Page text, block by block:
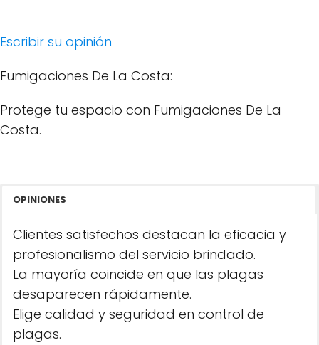
Escribir su opinión
Fumigaciones De La Costa:
Protege tu espacio con Fumigaciones De La
Costa.
OPINIONES
Clientes satisfechos destacan la eficacia y
profesionalismo del servicio brindado.
La mayoría coincide en que las plagas
desaparecen rápidamente.
Elige calidad y seguridad en control de
plagas.